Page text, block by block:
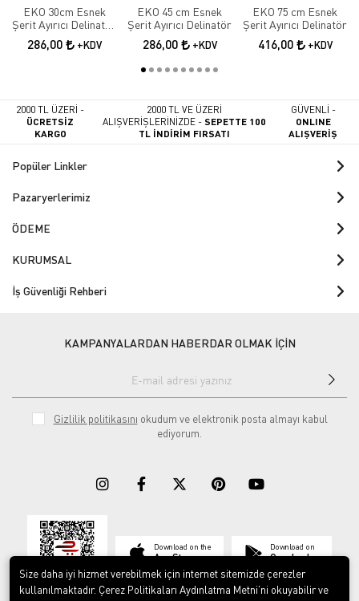
EKO 30cm Esnek
Şerit Ayırıcı Delinatör
Esnek Şerit Ayırıcı
286,00 +KDV
EKO 45 cm Esnek
Şerit Ayırıcı Delinatör
286,00 +KDV
EKO 75 cm Esnek
Şerit Ayırıcı Delinatör
416,00 +KDV
2000 TL ÜZERİ -
ÜCRETSİZ
KARGO
2000 TL VE ÜZERİ
ALIŞVERİŞLERİNİZDE -SEPETTE 100
TL İNDİRİM FIRSATI
GÜVENLİ -
ONLINE
ALIŞVERİŞ
Popüler Linkler
Pazaryerlerimiz
ÖDEME
KURUMSAL
İş Güvenliği Rehberi
KAMPANYALARDAN HABERDAR OLMAK İÇİN
Gizlilik politikasını okudum ve elektronik posta almayı kabul
ediyorum.
Download on the
App Store
Download on
Google play
Size daha iyi hizmet verebilmek için internet sitemizde çerezler
kullanılmaktadır. Çerez Politikaları Aydınlatma Metni’ni okuyabilir ve